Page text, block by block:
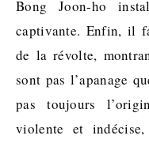
Bong Joon-ho
captivante. Enfin, il
de la révolte,
sont pas l’apanage
pas toujours
violente et